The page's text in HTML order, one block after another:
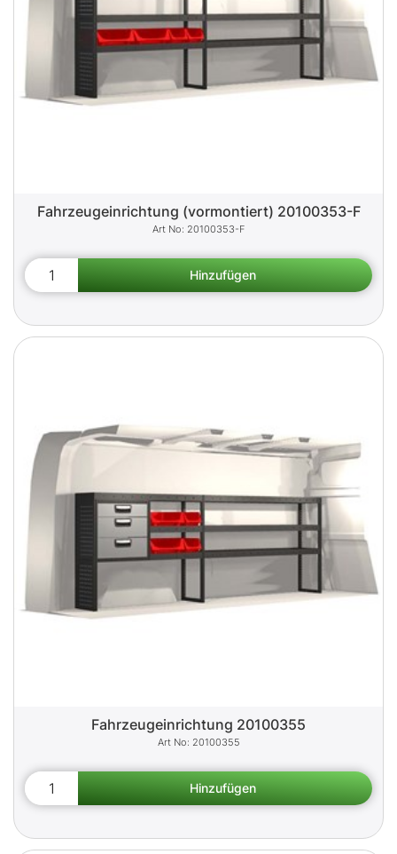
Fahrzeugeinrichtung (vormontiert) 20100353-F
20100353-F
Fahrzeugeinrichtung 20100355
20100355